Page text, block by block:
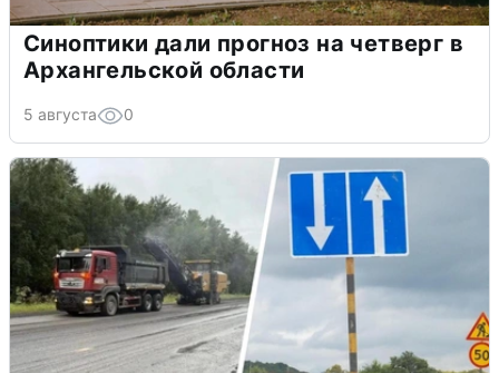
Синоптики дали прогноз на четверг в
Архангельской области
5 августа 0